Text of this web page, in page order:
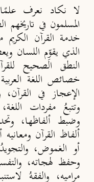
لا نكاد نعرف
المسلمون في
خدمة القرآن
الذي يقوِّم اللسان
النطق الصحيح
خصائص اللغة
الإعجاز في
وتتبعُ مفردات
وضبط ألفاظها،
ألفاظ القرآن
أو الغموض،
وحفظ لهجاته،
مراميه، والفقهُ